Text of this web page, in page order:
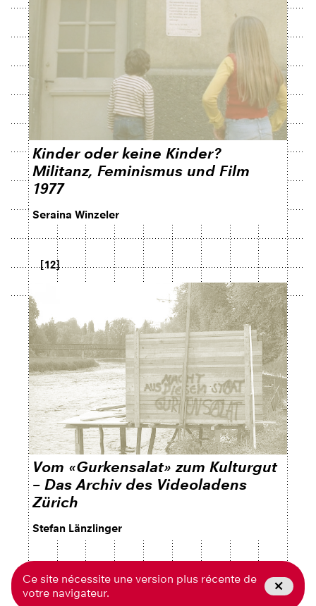
Kinder oder keine Kinder?
Militanz, Feminismus und Film
1977
Seraina Winzeler
[12]
Vom «Gurkensalat» zum Kulturgut
– Das Archiv des Videoladens
Zürich
Stefan Länzlinger
Ce site nécessite une version plus récente de
votre navigateur.